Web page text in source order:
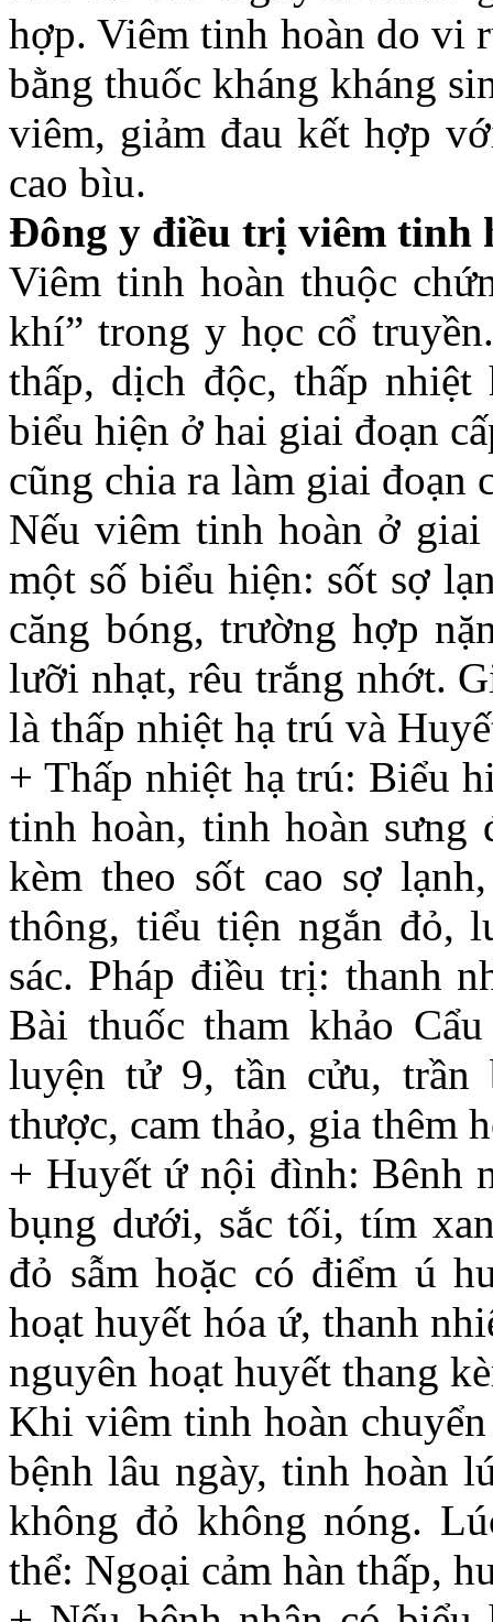
hợp. Viêm tinh hoàn do vi
bằng thuốc kháng kháng
viêm, giảm đau kết hợp
cao bìu.
Đông y điều trị viêm tinh
Viêm tinh hoàn thuộc
khí” trong y học cổ
thấp, dịch độc, thấp
biểu hiện ở hai giai đoạn
cũng chia ra làm giai đoạn
Nếu viêm tinh hoàn ở
một số biểu hiện: sốt sợ
căng bóng, trường hợp
lưỡi nhạt, rêu trắng nhớt.
là thấp nhiệt hạ trú và
+ Thấp nhiệt hạ trú: Biểu
tinh hoàn, tinh hoàn sưng
kèm theo sốt cao sợ
thông, tiểu tiện ngắn đỏ,
sác. Pháp điều trị: thanh
Bài thuốc tham khảo
luyện tử 9, tần cửu, trần
thược, cam thảo, gia thêm
+ Huyết ứ nội đình: Bênh
bụng dưới, sắc tối, tím
đỏ sẫm hoặc có điểm ú
hoạt huyết hóa ứ, thanh
nguyên hoạt huyết thang
Khi viêm tinh hoàn
bệnh lâu ngày, tinh hoàn
không đỏ không nóng.
thể: Ngoại cảm hàn thấp,